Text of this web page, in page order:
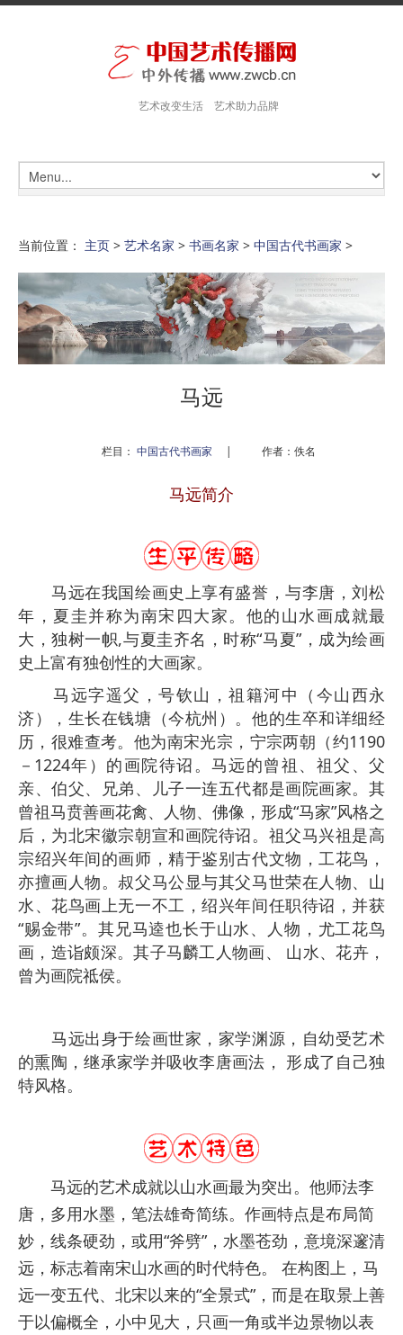
艺术改变生活 艺术助力品牌
当前位置： 主页 > 艺术名家 > 书画名家 > 中国古代书画家 >
马远
栏目： 中国古代书画家 | 作者：佚名
马远简介
马远在我国绘画史上享有盛誉，与李唐，刘松
年，夏圭并称为南宋四大家。他的山水画成就最
大，独树一帜,与夏圭齐名，时称“马夏”，成为绘画
史上富有独创性的大画家。
马远字遥父，号钦山，祖籍河中（今山西永
济），生长在钱塘（今杭州）。他的生卒和详细经
历，很难查考。他为南宋光宗，宁宗两朝（约1190
－1224年）的画院待诏。马远的曾祖、祖父、父
亲、伯父、兄弟、儿子一连五代都是画院画家。其
曾祖马贲善画花禽、人物、佛像，形成“马家”风格之
后，为北宋徽宗朝宣和画院待诏。祖父马兴祖是高
宗绍兴年间的画师，精于鉴别古代文物，工花鸟，
亦擅画人物。叔父马公显与其父马世荣在人物、山
水、花鸟画上无一不工，绍兴年间任职待诏，并获
“赐金带”。其兄马逵也长于山水、人物，尤工花鸟
画，造诣颇深。其子马麟工人物画、 山水、花卉，
曾为画院祗侯。
马远出身于绘画世家，家学渊源，自幼受艺术
的熏陶，继承家学并吸收李唐画法， 形成了自己独
特风格。
马远的艺术成就以山水画最为突出。他师法李
唐，多用水墨，笔法雄奇简练。作画特点是布局简
妙，线条硬劲，或用“斧劈”，水墨苍劲，意境深邃清
远，标志着南宋山水画的时代特色。 在构图上，马
远一变五代、北宋以来的“全景式”，而是在取景上善
于以偏概全，小中见大，只画一角或半边景物以表